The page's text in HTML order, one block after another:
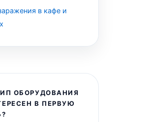
в кафе и
ОБОРУДОВАНИЯ
В ПЕРВУЮ